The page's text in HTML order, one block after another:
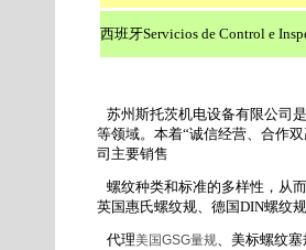
西班牙Servicios de Control e
苏州斯托茨机电设备有限公司
等领域。本着“诚信经营、合作
司主要销售
螺纹种类和标准的多样性，从
英国惠氏螺纹规、德国DIN螺纹
代理美国GSG量规、美标螺纹